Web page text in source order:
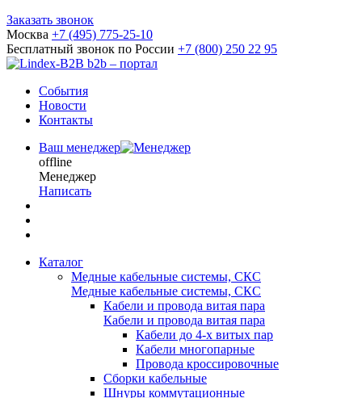
Заказать звонок
Москва +7 (495) 775-25-10
Бесплатный звонок по России +7 (800) 250 22 95
b2b – портал
События
Новости
Контакты
Ваш менеджер
offline
Менеджер
Написать
Каталог
Медные кабельные системы, СКС
Медные кабельные системы, СКС
Кабели и провода витая пара
Кабели и провода витая пара
Кабели до 4-х витых пар
Кабели многопарные
Провода кроссировочные
Сборки кабельные
Шнуры коммутационные